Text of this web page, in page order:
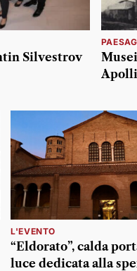
Silvestrov
L'EVENTO
“Eldorato”, calda
luce dedicata alla